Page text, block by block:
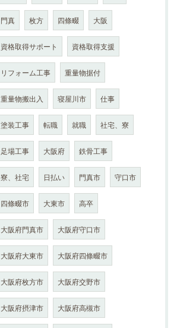
門真 枚方 四條畷 大阪
資格取得サポート 資格取得支援
リフォーム工事 重量物据付
重量物搬出入 寝屋川市 仕事
塗装工事 転職 就職 社宅、寮
足場工事 大阪府 鉄骨工事
寮、社宅 日払い 門真市 守口市
四條畷市 大東市 高卒
大阪府門真市 大阪府守口市
大阪府大東市 大阪府四條畷市
大阪府枚方市 大阪府交野市
大阪府摂津市 大阪府高槻市